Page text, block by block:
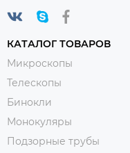
КАТАЛОГ ТОВАРОВ
Микроскопы
Телескопы
Бинокли
Монокуляры
Подзорные трубы